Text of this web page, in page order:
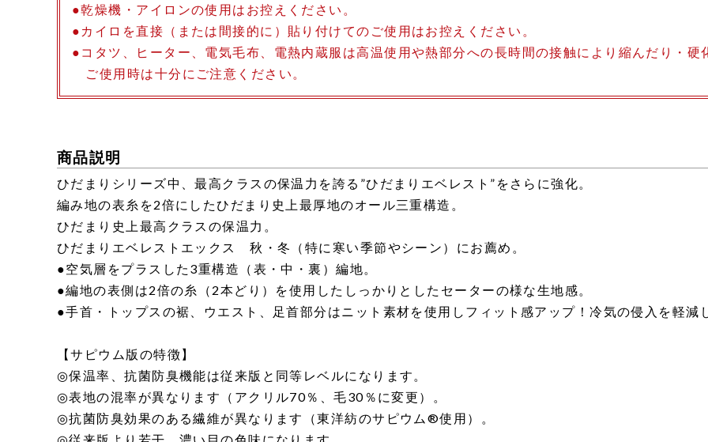
●乾燥機・アイロンの使用はお控えください。
●カイロを直接（または間接的に）貼り付けてのご使用はお控えください。
●コタツ、ヒーター、電気毛布、電熱内蔵服は高温使用や熱部分への長時間の接触により縮んだり・硬
ご使用時は十分にご注意ください。
商品説明
ひだまりシリーズ中、最高クラスの保温力を誇る”ひだまりエベレスト”をさらに強化。
編み地の表糸を2倍にしたひだまり史上最厚地のオール三重構造。
ひだまり史上最高クラスの保温力。
ひだまりエベレストエックス 秋・冬（特に寒い季節やシーン）にお薦め。
●空気層をプラスした3重構造（表・中・裏）編地。
●編地の表側は2倍の糸（2本どり）を使用したしっかりとしたセーターの様な生地感。
●手首・トップスの裾、ウエスト、足首部分はニット素材を使用しフィット感アップ！冷気の侵入を軽減
【サピウム版の特徴】
◎保温率、抗菌防臭機能は従来版と同等レベルになります。
◎表地の混率が異なります（アクリル70％、毛30％に変更）。
◎抗菌防臭効果のある繊維が異なります（東洋紡のサピウム®使用）。
◎従来版より若干、濃い目の色味になります。